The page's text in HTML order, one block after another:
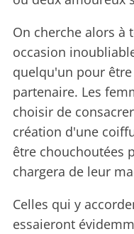
On cherche alors à
occasion
quelqu'un pour
partenaire. Les
choisir de
création d'une
être chouchoutées
chargera de leur
Celles qui y
essaieront